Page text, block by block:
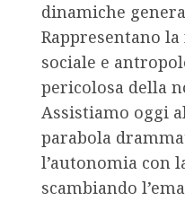
dinamiche
Rappresentano
sociale e
pericolosa della
Assistiamo oggi
parabola
l’autonomia con
scambiando